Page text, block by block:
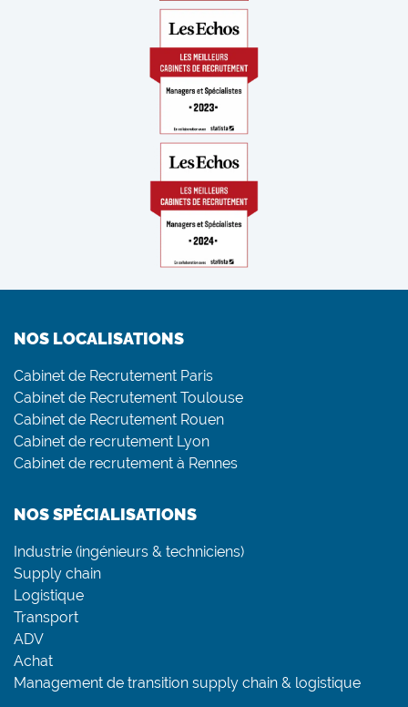
NOS LOCALISATIONS
Cabinet de Recrutement Paris
Cabinet de Recrutement Toulouse
Cabinet de Recrutement Rouen
Cabinet de recrutement Lyon
Cabinet de recrutement à Rennes
NOS SPÉCIALISATIONS
Industrie (ingénieurs & techniciens)
Supply chain
Logistique
Transport
ADV
Achat
Management de transition supply chain & logistique